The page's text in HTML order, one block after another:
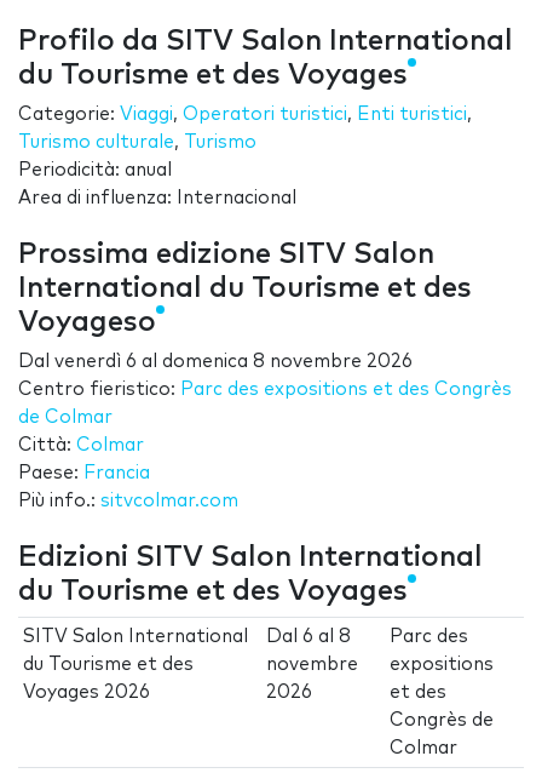
Profilo da SITV Salon International
du Tourisme et des Voyages
Categorie: Viaggi, Operatori turistici, Enti turistici,
Turismo culturale,
Turismo
Periodicità: anual
Area di influenza: Internacional
Prossima edizione SITV Salon
International du Tourisme et des
Voyageso
Dal venerdì 6 al domenica 8 novembre 2026
Centro fieristico: Parc des expositions et des Congrès
de Colmar
Città: Colmar
Paese: Francia
Più info.: sitvcolmar.com
Edizioni SITV Salon International
du Tourisme et des Voyages
SITV Salon International
du Tourisme et des
Voyages 2026
Dal6 al8
novembre
2026
Parc des
expositions
et des
Congrès de
Colmar